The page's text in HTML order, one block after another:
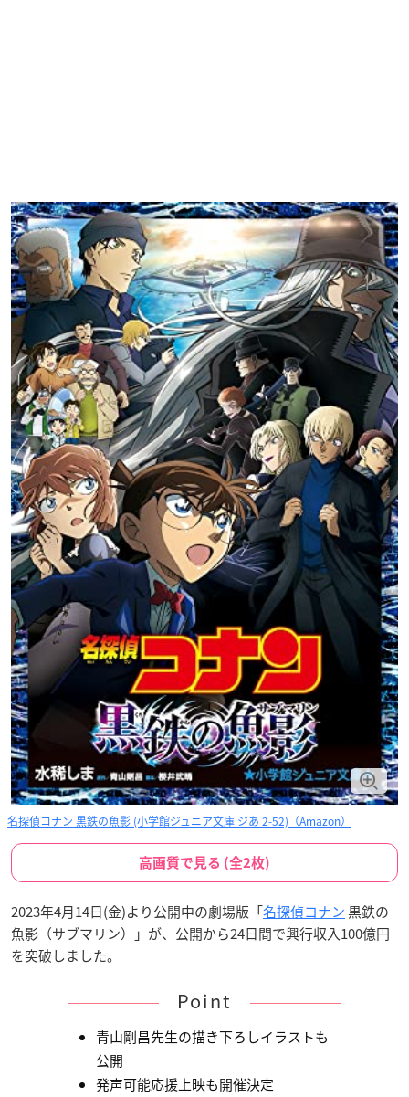
名探偵コナン 黒鉄の魚影 (小学館ジュニア文庫 ジあ 2-52)（Amazon）
高画質で見る (全2枚)
2023年4月14日(金)より公開中の劇場版「名探偵コナン黒鉄の
魚影（サブマリン）」が、公開から24日間で興行収入100億円
を突破しました。
Point
青山剛昌先生の描き下ろしイラストも
公開
発声可能応援上映も開催決定